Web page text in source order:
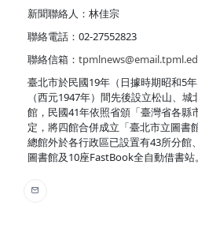
新聞聯絡人：林佳宗
聯絡電話：02-27552823
聯絡信箱：
臺北市於民國19年（日據時期昭和5
（西元1947年）間先後設立松山、
館，民國41年依照省頒「臺灣省各縣
定，將四館合併成立「臺北市立圖書
總館外於各行政區已設置有43所分館
圖書館及10座FastBook全自動借書站。